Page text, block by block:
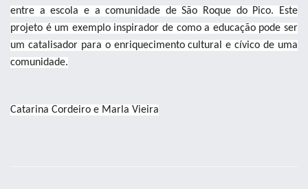
entre a escola e a comunidade de São Roque do Pico. Este
projeto é um exemplo inspirador de como a educação pode ser
um catalisador para o enriquecimento cultural e cívico de uma
comunidade.
Catarina Cordeiro e Marla Vieira